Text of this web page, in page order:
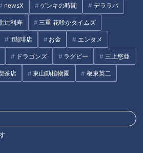
newsX ゲンキの時間 デララバ
辻利寿 三重 花咲かタイムズ
if珈琲店 お金 エンタメ
ドラゴンズ ラグビー 三上悠亜
茶店 東山動植物園 板東英二
で夏
お風呂タイムを幸せに演出！
「入浴剤」日本での魅力たっぷ
り温かい開発史